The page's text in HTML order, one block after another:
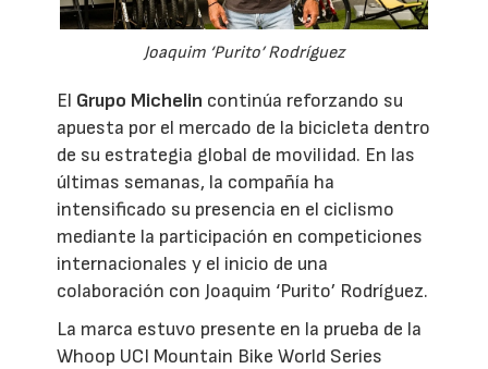
Joaquim ‘Purito’ Rodríguez
El Grupo Michelin continúa reforzando su
apuesta por el mercado de la bicicleta dentro
de su estrategia global de movilidad. En las
últimas semanas, la compañía ha
intensificado su presencia en el ciclismo
mediante la participación en competiciones
internacionales y el inicio de una
colaboración con Joaquim ‘Purito’ Rodríguez.
La marca estuvo presente en la prueba de la
Whoop UCI Mountain Bike World Series